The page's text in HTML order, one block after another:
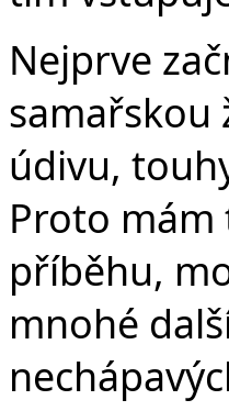
Nejprve
samařskou
údivu,
Proto mám
příběhu,
mnohé